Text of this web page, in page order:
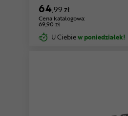
64,99 zł
Cena katalogowa:
69,90 zł
U Ciebiew poniedziałek!